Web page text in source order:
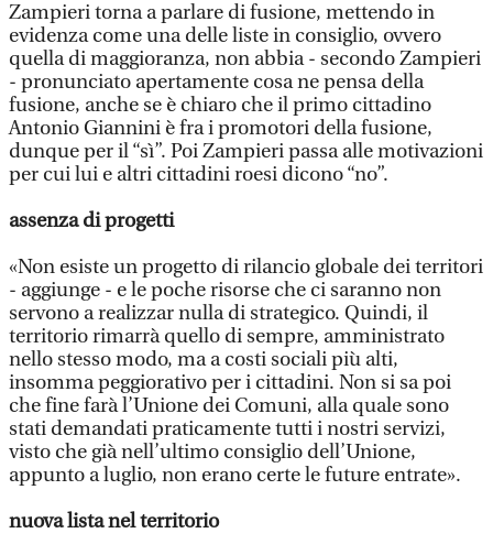
Zampieri torna a parlare di fusione, mettendo in
evidenza come una delle liste in consiglio, ovvero
quella di maggioranza, non abbia - secondo Zampieri
- pronunciato apertamente cosa ne pensa della
fusione, anche se è chiaro che il primo cittadino
Antonio Giannini è fra i promotori della fusione,
dunque per il “sì”. Poi Zampieri passa alle motivazioni
per cui lui e altri cittadini roesi dicono “no”.
assenza di progetti
«Non esiste un progetto di rilancio globale dei territori
- aggiunge - e le poche risorse che ci saranno non
servono a realizzar nulla di strategico. Quindi, il
territorio rimarrà quello di sempre, amministrato
nello stesso modo, ma a costi sociali più alti,
insomma peggiorativo per i cittadini. Non si sa poi
che fine farà l’Unione dei Comuni, alla quale sono
stati demandati praticamente tutti i nostri servizi,
visto che già nell’ultimo consiglio dell’Unione,
appunto a luglio, non erano certe le future entrate».
nuova lista nel territorio